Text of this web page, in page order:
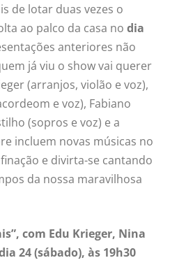
de lotar duas vezes o
ao palco da casa no dia
anteriores não
já viu o show vai querer
(arranjos, violão e voz),
e voz), Fabiano
(sopros e voz) e a
incluem novas músicas no
e divirta-se cantando
da nossa maravilhosa
com Edu Krieger, Nina
24 (sábado), às 19h30